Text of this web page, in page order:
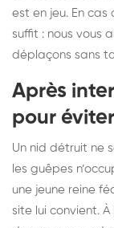
est en jeu. En
suffit : nous vous
déplaçons sans
Après
pour
Un nid détruit ne
les guêpes
une jeune reine
site lui convient.